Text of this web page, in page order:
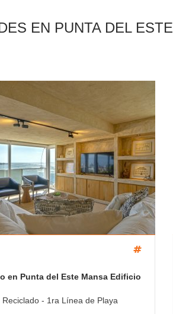
EN PUNTA DEL ESTE
en Punta del Este Mansa Edificio
II 4 Dormitorios Parrillero Propio
Reciclado - 1ra Línea de Playa